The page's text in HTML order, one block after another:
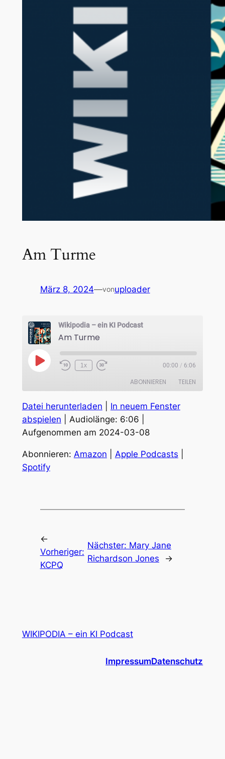
Am Turme
März 8, 2024—vonuploader
Wikipodia – ein KI Podcast
Am Turme
Play
Episode
1x 00:00 / 6:06
ABONNIEREN TEILEN
Amazon Apple Podcasts
TEILEN
LINK
EMBED
Datei herunterladen
In neuem Fenster
abspielen
Audiolänge: 6:06
Aufgenommen am 2024-03-08
Abonnieren: Amazon Apple Podcasts
Spotify
←
Vorheriger:
KCPQ
Nächster: Mary Jane
Richardson Jones
→
WIKIPODIA – ein KI Podcast
ImpressumDatenschutz